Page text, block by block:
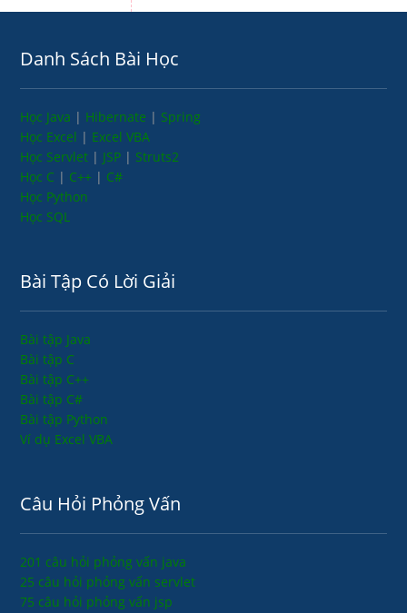
Danh Sách Bài Học
Học Java | Hibernate | Spring
Học Excel | Excel VBA
Học Servlet | JSP | Struts2
Học C | C++ | C#
Học Python
Học SQL
Bài Tập Có Lời Giải
Bài tập Java
Bài tập C
Bài tập C++
Bài tập C#
Bài tập Python
Ví dụ Excel VBA
Câu Hỏi Phỏng Vấn
201 câu hỏi phỏng vấn java
25 câu hỏi phỏng vấn servlet
75 câu hỏi phỏng vấn jsp